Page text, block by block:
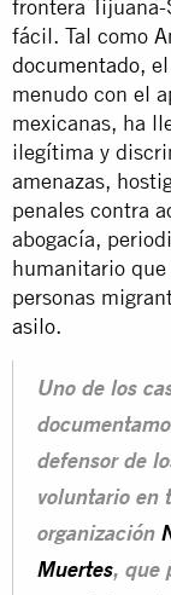
frontera
fácil. Tal como
documentado,
menudo con el
mexicanas, ha
ilegítima y
amenazas,
penales contra
abogacía,
humanitario
personas
asilo.
Uno de los
defensor de
voluntario en
organización
Muertes, que